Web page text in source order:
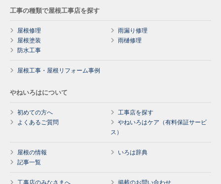
工事の種類で屋根工事店を探す
屋根修理
雨漏り修理
屋根塗装
雨樋修理
防水工事
屋根工事・屋根リフォーム事例
やねいろはについて
初めての方へ
工事店を探す
よくあるご質問
やねいろはケア（有料保証サービ
ス）
屋根の情報
いろは辞典
記事一覧
工事店のみなさまへ 掲載のお問い合わせ